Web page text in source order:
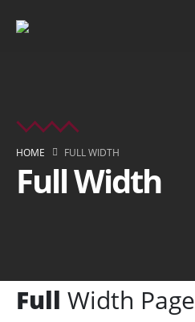
HOME FULL WIDTH
Full Width
Full Width Page